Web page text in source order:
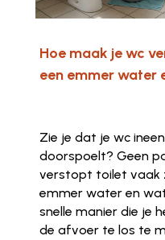
Hoe maak je wc
een emmer water
Zie je dat je wc
doorspoelt? Geen
verstopt toilet vaak
emmer water en
snelle manier die je
de afvoer te los te